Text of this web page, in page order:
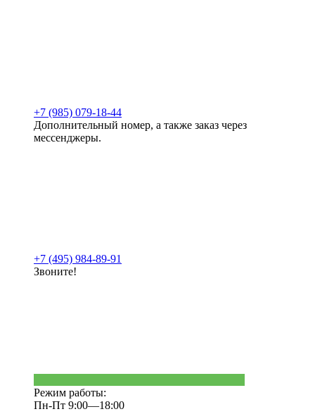
+7 (985) 079-18-44
Дополнительный номер, а также заказ через
мессенджеры.
+7 (495) 984-89-91
Звоните!
Режим работы:
Пн-Пт 9:00—18:00